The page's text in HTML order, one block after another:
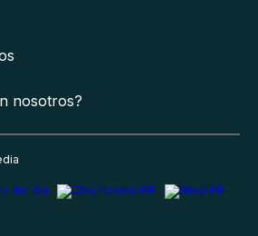
nosotros?